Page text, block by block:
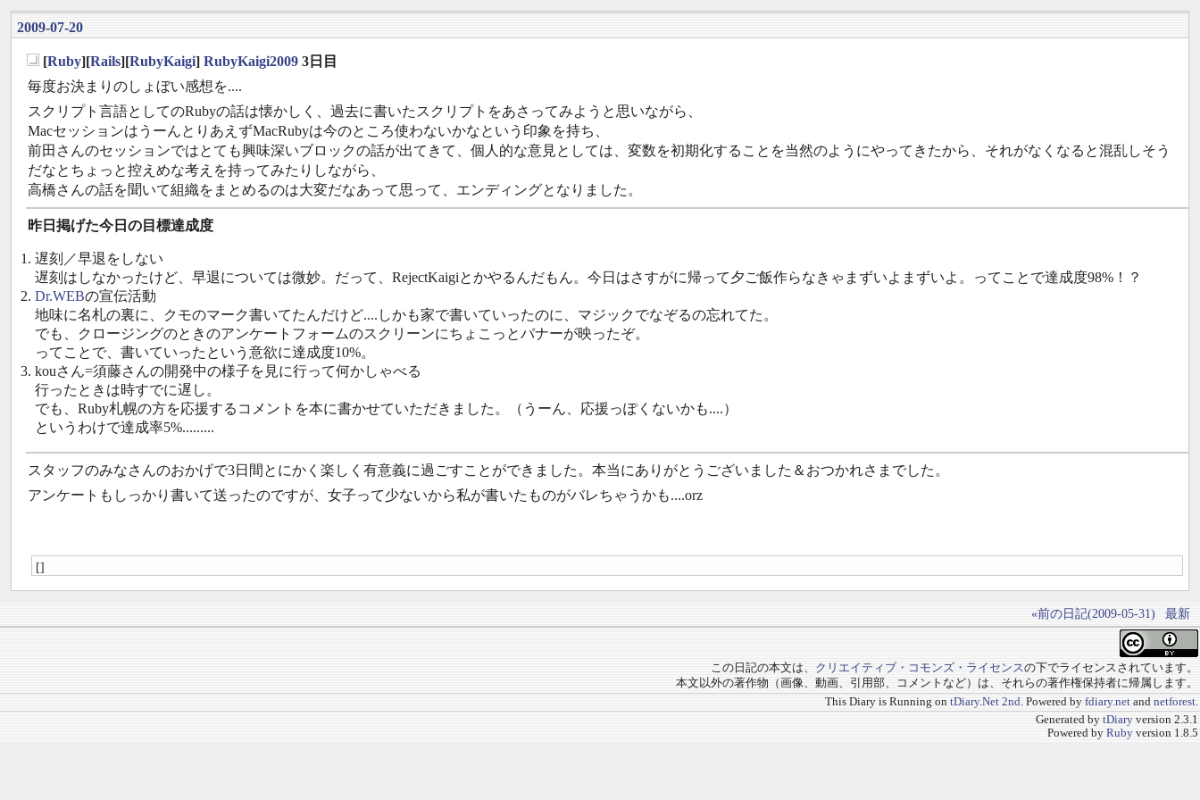
2009-07-20
[Ruby][Rails][RubyKaigi] RubyKaigi2009 3日目
毎度お決まりのしょぼい感想を....
スクリプト言語としてのRubyの話は懐かしく、過去に書いたスクリプトをあさってみようと思いながら、
MacセッションはうーんとりあえずMacRubyは今のところ使わないかなという印象を持ち、
前田さんのセッションではとても興味深いブロックの話が出てきて、個人的な意見としては、変数を初期化することを当然のようにやってきたから、それがなくなると混乱しそう
だなとちょっと控えめな考えを持ってみたりしながら、
高橋さんの話を聞いて組織をまとめるのは大変だなあって思って、エンディングとなりました。
昨日掲げた今日の目標達成度
遅刻／早退をしない
遅刻はしなかったけど、早退については微妙。だって、RejectKaigiとかやるんだもん。今日はさすがに帰って夕ご飯作らなきゃまずいよまずいよ。ってことで達成度98%！？
Dr.WEBの宣伝活動
地味に名札の裏に、クモのマーク書いてたんだけど....しかも家で書いていったのに、マジックでなぞるの忘れてた。
でも、クロージングのときのアンケートフォームのスクリーンにちょこっとバナーが映ったぞ。
ってことで、書いていったという意欲に達成度10%。
kouさん=須藤さんの開発中の様子を見に行って何かしゃべる
行ったときは時すでに遅し。
でも、Ruby札幌の方を応援するコメントを本に書かせていただきました。（うーん、応援っぽくないかも....）
というわけで達成率5%.........
スタッフのみなさんのおかげで3日間とにかく楽しく有意義に過ごすことができました。本当にありがとうございました＆おつかれさまでした。
アンケートもしっかり書いて送ったのですが、女子って少ないから私が書いたものがバレちゃうかも....orz
[]
«前の日記(2009-05-31) 最新
この日記の本文は、 クリエイティブ・コモンズ・ライセンスの下でライセンスされています。
本文以外の著作物（画像、動画、引用部、コメントなど）は、それらの著作権保持者に帰属します。
This Diary is Running on tDiary.Net 2nd. Powered by fdiary.net and netforest.
Generated by tDiary version 2.3.1
Powered by Ruby version 1.8.5